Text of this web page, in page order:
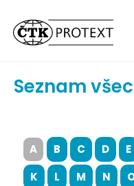
Seznam
A B C D E
K
L M N